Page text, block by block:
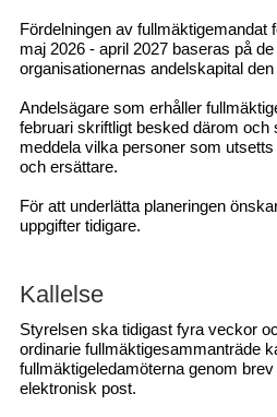
Fördelningen av fullmäktigemandat
maj 2026 - april 2027 baseras på
organisationernas andelskapital
Andelsägare som erhåller
februari skriftligt besked därom och
meddela vilka personer som
och ersättare.
För att underlätta planeringen
uppgifter tidigare.
Kallelse
Styrelsen ska tidigast fyra veckor
ordinarie fullmäktigesammanträde
fullmäktigeledamöterna genom
elektronisk post.